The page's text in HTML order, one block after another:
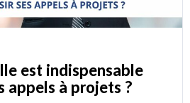
est indispensable
appels à projets ?